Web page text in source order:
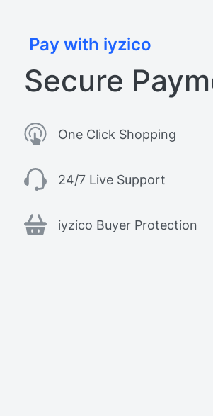
Pay with iyzico
Secure
One Click Shopping
24/7 Live Support
iyzico Buyer Protection